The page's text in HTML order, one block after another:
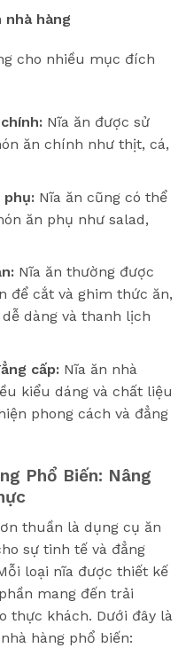
nhà hàng
cho nhiều mục đích
Nĩa ăn được sử
ăn chính như thịt, cá,
phụ:Nĩa ăn cũng có thể
ăn phụ như salad,
Nĩa ăn thường được
để cắt và ghim thức ăn,
dàng và thanh lịch
cấp:Nĩa ăn nhà
kiểu dáng và chất liệu
phong cách và đẳng
Phổ Biến: Nâng
thuần là dụng cụ ăn
sự tinh tế và đẳng
loại nĩa được thiết kế
mang đến trải
thực khách. Dưới đây là
hàng phổ biến: